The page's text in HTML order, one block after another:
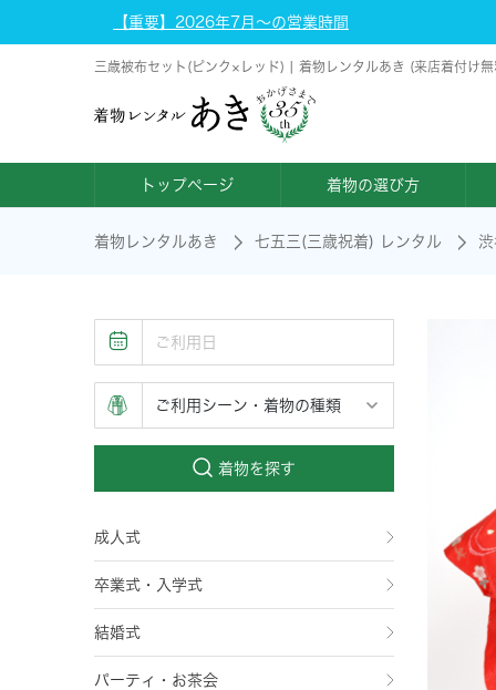
【重要】2026年7月～の営業時間
三歳被布セット(ピンク×レッド) | 着物レンタルあき (来店着付け
トップページ 着物の選び方
着物レンタルあき 七五三(三歳祝着) レンタル
着物を探す
成人式
卒業式・入学式
結婚式
パーティ・お茶会